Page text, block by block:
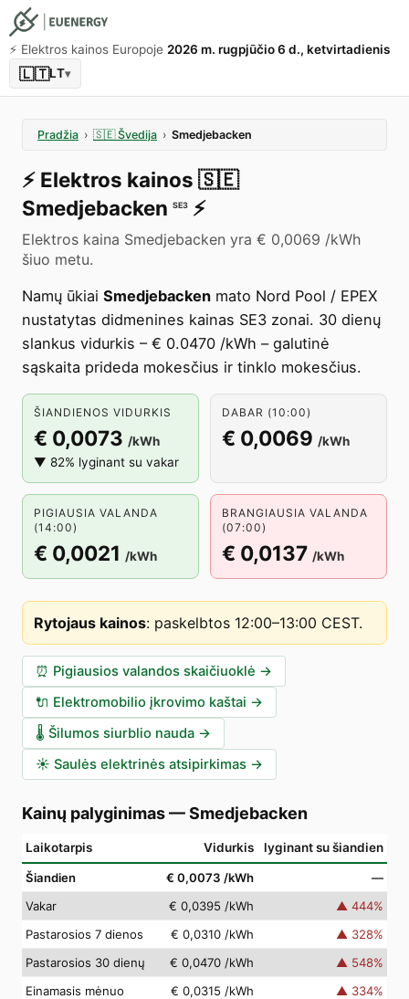
⚡️ Elektros kainos Europoje 2026 m. rugpjūčio 6 d., ketvirtadienis
🇱🇹LT▾
Pradžia › 🇸🇪 Švedija › Smedjebacken
⚡️ Elektros kainos 🇸🇪
Smedjebacken SE3 ⚡️
Elektros kaina Smedjebacken yra € 0,0069 /kWh
šiuo metu.
Namų ūkiai Smedjebacken mato Nord Pool / EPEX
nustatytas didmenines kainas SE3 zonai. 30 dienų
slankus vidurkis – € 0.0470 /kWh – galutinė
sąskaita prideda mokesčius ir tinklo mokesčius.
ŠIANDIENOS VIDURKIS
€ 0,0073 /kWh
▼ 82% lyginant su vakar
DABAR (10:00)
€ 0,0069 /kWh
PIGIAUSIA VALANDA
(14:00)
€ 0,0021 /kWh
BRANGIAUSIA VALANDA
(07:00)
€ 0,0137 /kWh
Rytojaus kainos: paskelbtos 12:00–13:00 CEST.
⏰ Pigiausios valandos skaičiuoklė →
🔌 Elektromobilio įkrovimo kaštai →
🌡️ Šilumos siurblio nauda →
☀️ Saulės elektrinės atsipirkimas →
Kainų palyginimas—Smedjebacken
Laikotarpis Vidurkis lyginant su šiandien
Šiandien € 0,0073 /kWh
—
Vakar
€ 0,0395 /kWh ▲ 444%
Pastarosios 7 dienos
€ 0,0310 /kWh ▲ 328%
Pastarosios 30 dienų
€ 0,0470 /kWh ▲ 548%
Einamasis mėnuo
€ 0,0315 /kWh ▲ 334%